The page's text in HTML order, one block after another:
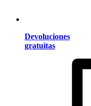
Devoluciones
gratuitas